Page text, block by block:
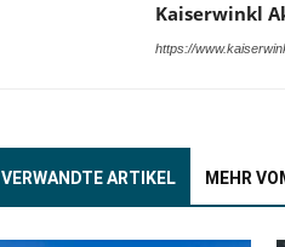
Kaiserwinkl
https://
VERWANDTE ARTIKEL MEHR